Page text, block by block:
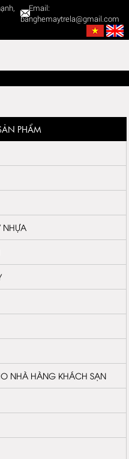
Email:
banghemaytrela@gmail.com
PHẨM
NHỰA
NHÀ HÀNG KHÁCH SẠN